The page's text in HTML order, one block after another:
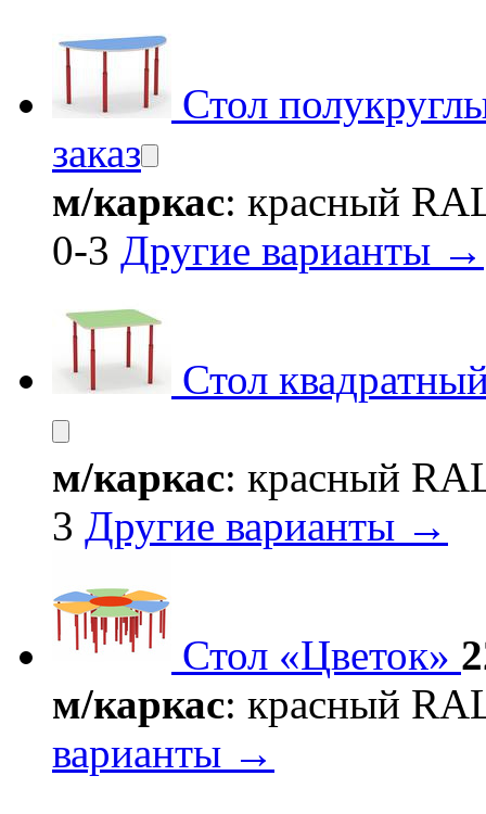
Стол
заказ
м/каркас: красный
0-3 Другие варианты →
Стол
м/каркас: красный
3 Другие варианты →
Стол «Цветок»
м/каркас: красный
варианты →